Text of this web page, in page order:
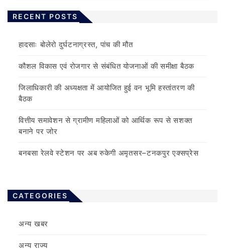
RECENT POSTS
हादसाः बोलेरो दुर्घटनाग्रस्त, पांच की मौत
कौशल विकास एवं रोजगार से संबंधित योजनाओं की समीक्षा बैठक
जिलाधिकारी की अध्यक्षता में आयोजित हुई वन भूमि हस्तांतरण की
बैठक
वित्तीय समावेशन से ग्रामीण महिलाओं को आर्थिक रूप से सशक्त
बनाने पर जोर
बनबसा रेलवे स्टेशन पर अब रुकेगी अमृतसर–टनकपुर एक्सप्रेस
CATEGORIES
अन्य खबर
अन्य राज्य